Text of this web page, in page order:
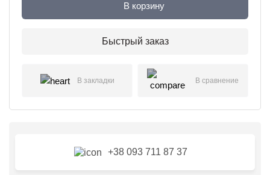
В корзину
Быстрый заказ
В закладки В сравнение
+38 093 711 87 37